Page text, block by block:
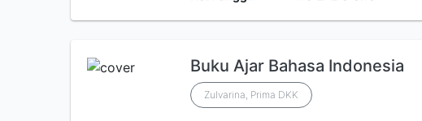
Buku Ajar Bahasa Indonesia
Zulvarina, Prima DKK